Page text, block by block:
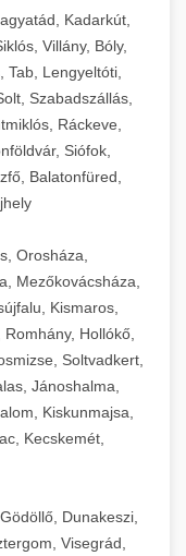
Kadarkút,
Villány, Bóly,
Tab, Lengyeltóti,
Szabadszállás,
Ráckeve,
Siófok,
Balatonfüred,
Orosháza,
Mezőkovácsháza,
Kismaros,
Hollókő,
Soltvadkert,
Jánoshalma,
Kiskunmajsa,
Kecskemét,
Dunakeszi,
Visegrád,